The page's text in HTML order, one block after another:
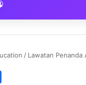
/ Lawatan Penanda